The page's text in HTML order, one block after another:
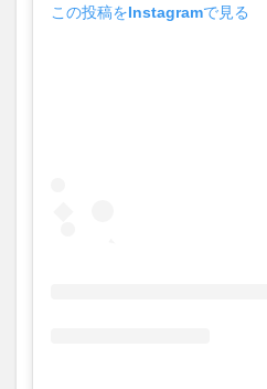
この投稿をInstagramで見る